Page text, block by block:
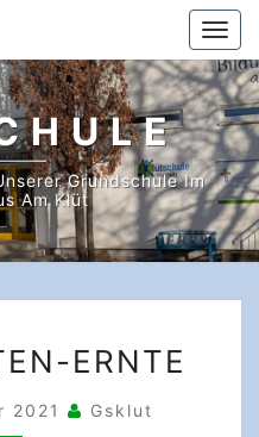
Grundschule Im
Am Klüt
ERNTEERNTE
2021 Gsklut